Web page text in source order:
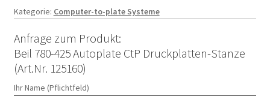
Kategorie: Computer-to-plate Systeme
Anfrage zum Produkt:
Beil 780-425 Autoplate CtP Druckplatten-Stanze
(Art.Nr. 125160)
Ihr Name (Pflichtfeld)